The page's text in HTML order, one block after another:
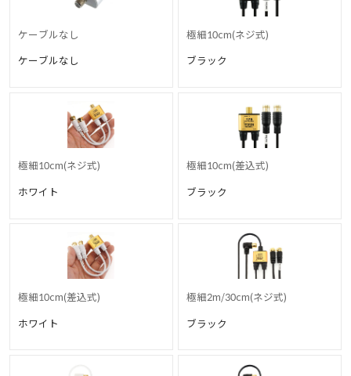
ケーブルなし
ケーブルなし
極細10cm(ネジ式)
ブラック
極細10cm(ネジ式)
ホワイト
極細10cm(差込式)
ブラック
極細10cm(差込式)
ホワイト
極細2m/30cm(ネジ式)
ブラック